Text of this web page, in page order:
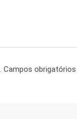
Campos obrigatórios